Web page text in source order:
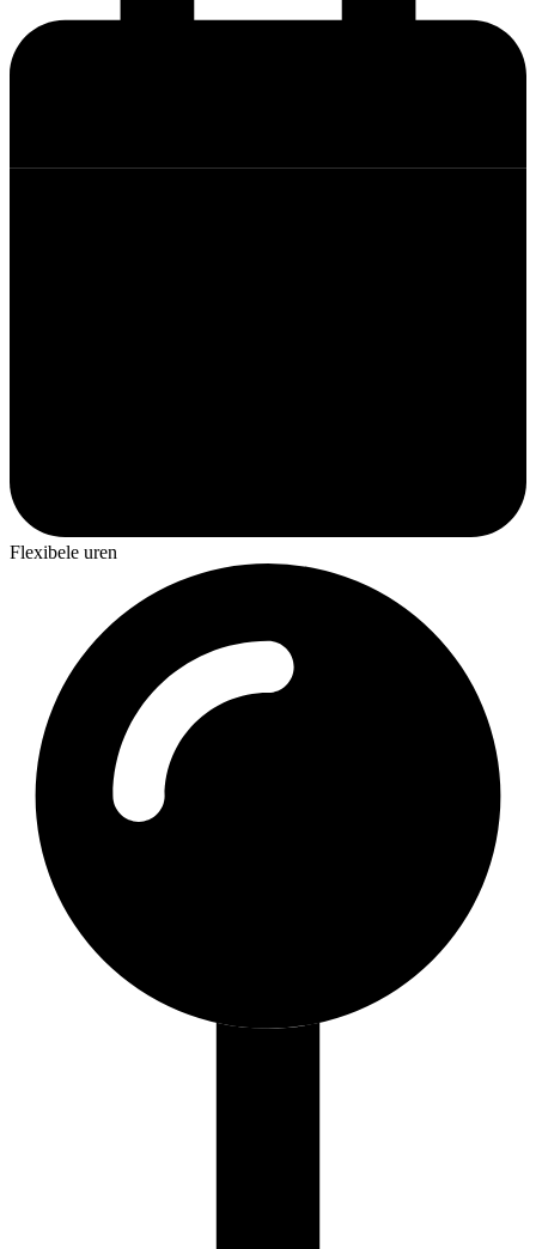
Flexibele uren